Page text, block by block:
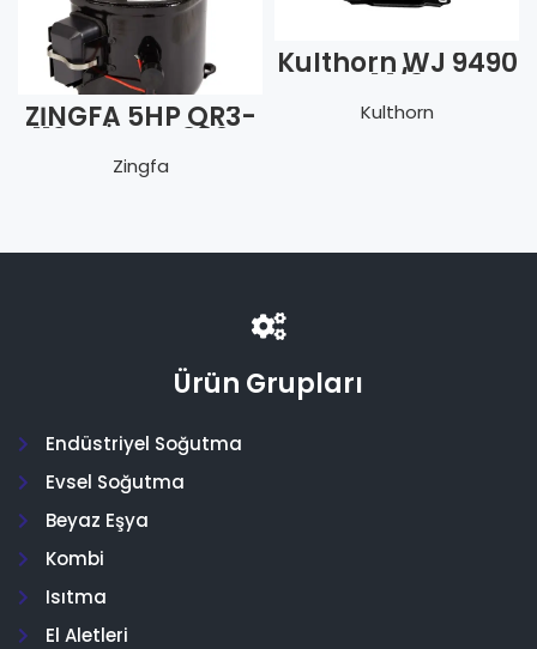
ZİNGFA 5HP QR3-
112 TRİFAZE 380V
VAN.R404
Zingfa
Kulthorn WJ 9490
Z – 1 1/3 Hp
Monofaze
Kulthorn
Ürün Grupları
Endüstriyel Soğutma
Evsel Soğutma
Beyaz Eşya
Kombi
Isıtma
El Aletleri